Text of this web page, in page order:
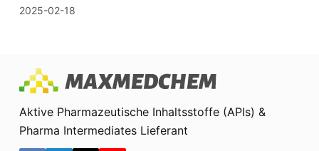
2025-02-18
Aktive Pharmazeutische Inhaltsstoffe (APIs) &
Pharma Intermediates Lieferant